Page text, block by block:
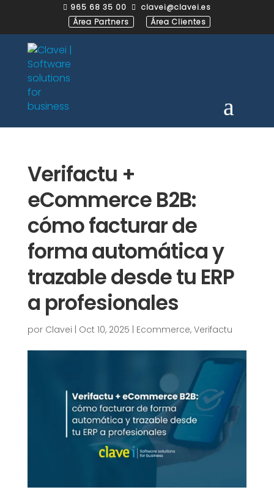
 965 68 35 00 
clavei@clavei.es
Área Partners
Área Clientes
Verifactu +
eCommerce B2B:
cómo facturar de
forma automática y
trazable desde tu ERP
a profesionales
por Clavei Oct 10, 2025 Ecommerce, Verifactu